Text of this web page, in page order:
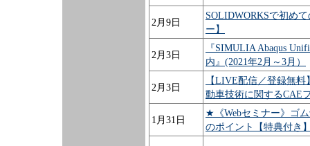
2月9日
SOLIDWORKSで初め
ー】
2月3日
『SIMULIA Abaqus
内』(2021年2月～3月）
2月3日
【LIVE配信／登録無
動車技術に関するCAE
1月31日
★《Webセミナー》ゴ
のポイント【特典付き